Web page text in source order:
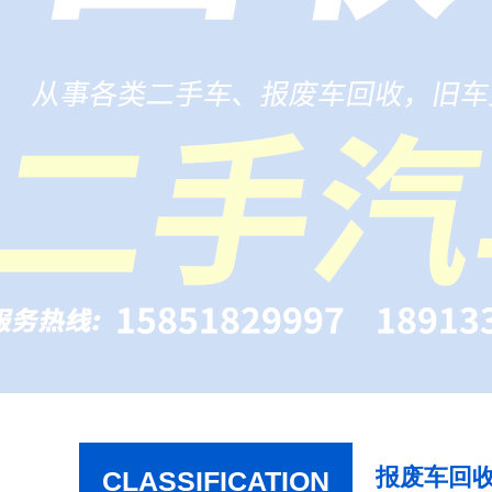
CLASSIFICATION 报废车回